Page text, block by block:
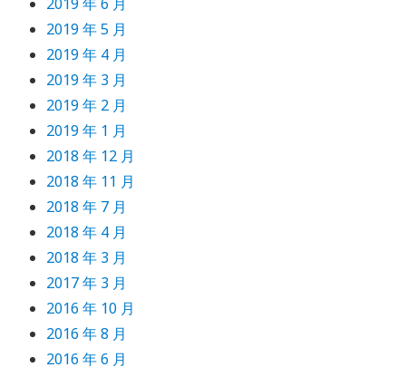
2019 年 5 月
2019 年 4 月
2019 年 3 月
2019 年 2 月
2019 年 1 月
2018 年 12 月
2018 年 11 月
2018 年 7 月
2018 年 4 月
2018 年 3 月
2017 年 3 月
2016 年 10 月
2016 年 8 月
2016 年 6 月